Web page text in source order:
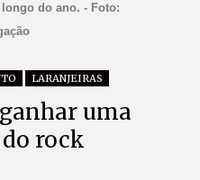
do ano. - Foto:
LARANJEIRAS
uma
rock